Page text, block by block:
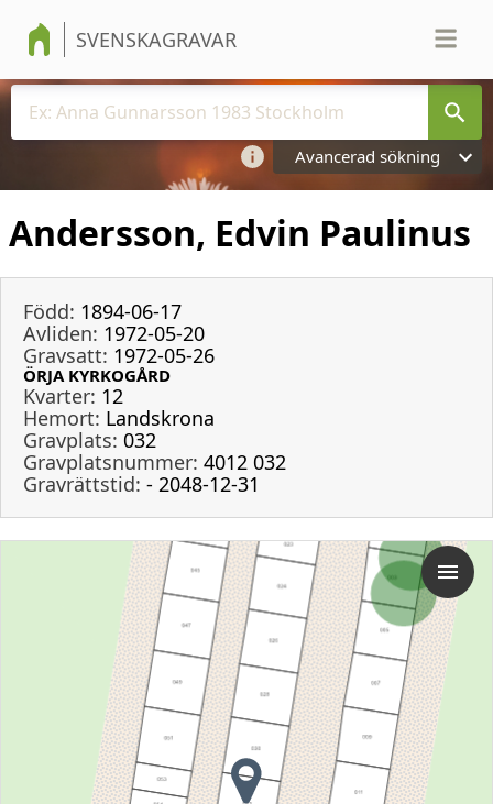
SVENSKAGRAVAR
Avancerad sökning
Andersson, Edvin Paulinus
Född: 1894-06-17
Avliden: 1972-05-20
Gravsatt: 1972-05-26
ÖRJA KYRKOGÅRD
Kvarter: 12
Hemort: Landskrona
Gravplats: 032
Gravplatsnummer: 4012 032
Gravrättstid: - 2048-12-31